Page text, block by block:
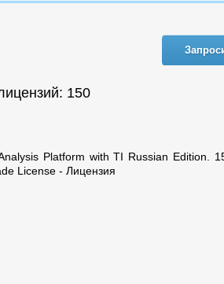
150
Platform with TI Russian Edition.
License - Лицензия